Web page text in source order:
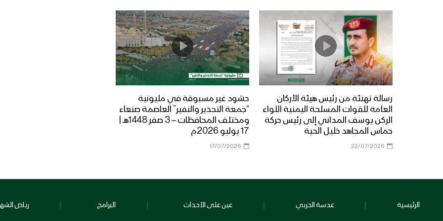
رسالة تهنئة من رئيس هيئة الأركان
العامة للقوات المسلحة اليمنية اللواء
الركن يوسف المداني إلى رئيس حركة
حماس المجاهد خليل الحية
22/07/2026
حشود غير مسبوقة في مليونية
“جمعة التحذير والنفير” العاصمة صنعاء
ومختلف المحافظات – 3 صفر 1448هـ |
17 يوليو 2026م
17/07/2026
الرئيسية عدسة الحربي عين على الأحداث البرامج رياض